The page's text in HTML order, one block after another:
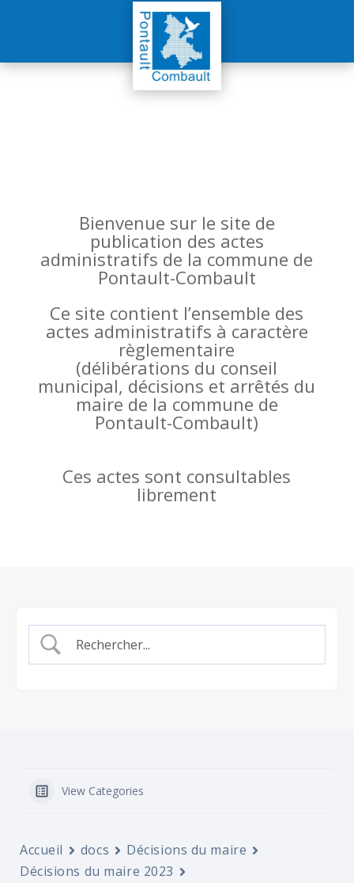
Bienvenue sur le site de
publication des actes
administratifs de la commune de
Pontault-Combault
Ce site contient l’ensemble des
actes administratifs à caractère
règlementaire
(délibérations du conseil
municipal, décisions et arrêtés du
maire de la commune de
Pontault-Combault)
Ces actes sont consultables
librement
View Categories
Accueil docs
Décisions du maire
Décisions du maire 2023